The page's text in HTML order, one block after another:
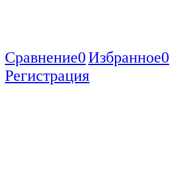
Сравнение0Избранное0
Регистрация